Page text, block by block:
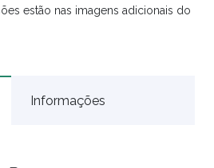
estão nas imagens adicionais do
Informações